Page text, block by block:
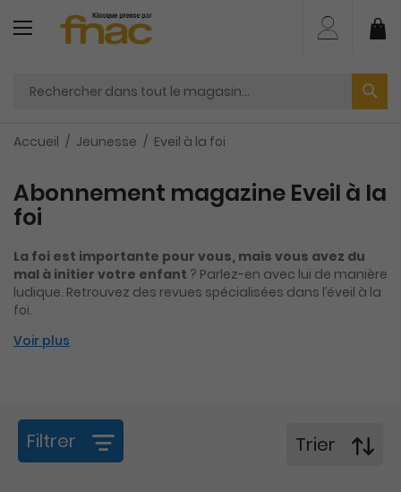
contenu
Accueil Jeunesse Eveil à la foi
Abonnement magazine Eveil à la
foi
La foi est importante pour vous, mais vous avez du
mal à initier votre enfant ? Parlez-en avec lui de manière
ludique. Retrouvez des revues spécialisées dans l’éveil à la
foi.
Voir plus
Filtrer Trier